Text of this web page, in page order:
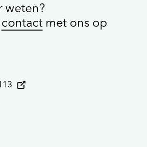
weten?
contact met ons op